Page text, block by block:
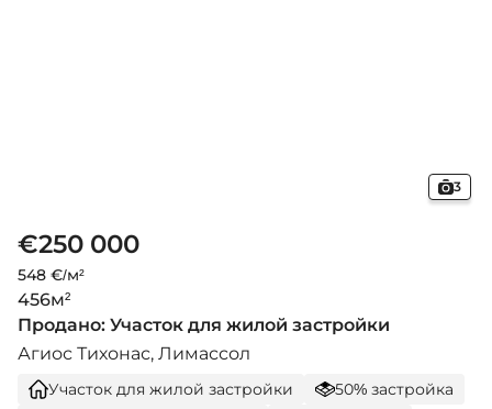
3
€250 000
548 €/м²
456м²
Продано: Участок для жилой застройки
Агиос Тихонас, Лимассол
Участок для жилой застройки
50% застройка